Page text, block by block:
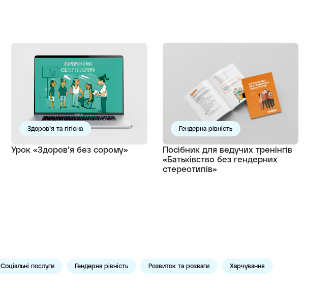
Здоров’я та гігієна
Урок «Здоровʼя без сорому»
Гендерна рівність
Посібник для ведучих тренінгів
«Батьківство без гендерних
стереотипів»
Соціальні послуги Гендерна рівність Розвиток та розваги Харчування